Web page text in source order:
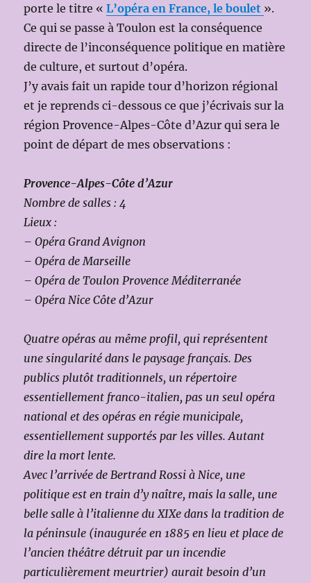
porte le titre «L’opéra en France, le boulet ».
Ce qui se passe à Toulon est la conséquence
directe de l’inconséquence politique en matière
de culture, et surtout d’opéra.
J’y avais fait un rapide tour d’horizon régional
et je reprends ci-dessous ce que j’écrivais sur la
région Provence-Alpes-Côte d’Azur qui sera le
point de départ de mes observations :
Provence-Alpes-Côte d’Azur
Nombre de salles : 4
Lieux :
– Opéra Grand Avignon
– Opéra de Marseille
– Opéra de Toulon Provence Méditerranée
– Opéra Nice Côte d’Azur
Quatre opéras au même profil, qui représentent
une singularité dans le paysage français. Des
publics plutôt traditionnels, un répertoire
essentiellement franco-italien, pas un seul opéra
national et des opéras en régie municipale,
essentiellement supportés par les villes. Autant
dire la mort lente.
Avec l’arrivée de Bertrand Rossi à Nice, une
politique est en train d’y naître, mais la salle, une
belle salle à l’italienne du XIXe dans la tradition de
la péninsule (inaugurée en 1885 en lieu et place de
l’ancien théâtre détruit par un incendie
particulièrement meurtrier) aurait besoin d’un